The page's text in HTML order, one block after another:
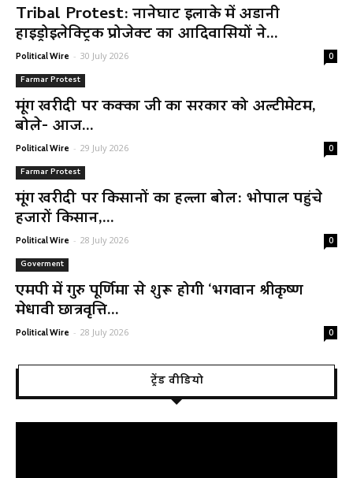
Tribal Protest: नानेघाट इलाके में अडानी
हाइड्रोइलेक्ट्रिक प्रोजेक्ट का आदिवासियों ने...
Political Wire - 30 July 2026 0
Farmar Protest
मूंग खरीदी पर कक्का जी का सरकार को अल्टीमेटम,
बोले- आज...
Political Wire - 29 July 2026 0
Farmar Protest
मूंग खरीदी पर किसानों का हल्ला बोल: भोपाल पहुंचे
हजारों किसान,...
Political Wire - 28 July 2026 0
Goverment
एमपी में गुरु पूर्णिमा से शुरू होगी ‘भगवान श्रीकृष्ण
मेधावी छात्रवृत्ति...
Political Wire - 28 July 2026 0
ट्रेंड वीडियो